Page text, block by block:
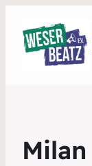
Milan